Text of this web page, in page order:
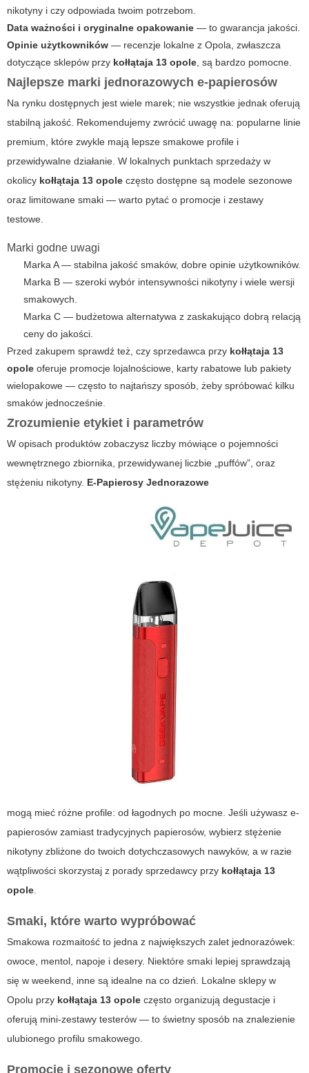
nikotyny i czy odpowiada twoim potrzebom.
Data ważności i oryginalne opakowanie — to gwarancja jakości.
Opinie użytkowników — recenzje lokalne z Opola, zwłaszcza
dotyczące sklepów przy kołłątaja 13 opole, są bardzo pomocne.
Najlepsze marki jednorazowych e-papierosów
Na rynku dostępnych jest wiele marek; nie wszystkie jednak oferują
stabilną jakość. Rekomendujemy zwrócić uwagę na: popularne linie
premium, które zwykle mają lepsze smakowe profile i
przewidywalne działanie. W lokalnych punktach sprzedaży w
okolicy kołłątaja 13 opole często dostępne są modele sezonowe
oraz limitowane smaki — warto pytać o promocje i zestawy
testowe.
Marki godne uwagi
Marka A — stabilna jakość smaków, dobre opinie użytkowników.
Marka B — szeroki wybór intensywności nikotyny i wiele wersji
smakowych.
Marka C — budżetowa alternatywa z zaskakująco dobrą relacją
ceny do jakości.
Przed zakupem sprawdź też, czy sprzedawca przy kołłątaja 13
opole oferuje promocje lojalnościowe, karty rabatowe lub pakiety
wielopakowe — często to najtańszy sposób, żeby spróbować kilku
smaków jednocześnie.
Zrozumienie etykiet i parametrów
W opisach produktów zobaczysz liczby mówiące o pojemności
wewnętrznego zbiornika, przewidywanej liczbie „puffów”, oraz
stężeniu nikotyny. E-Papierosy Jednorazowe
mogą mieć różne profile: od łagodnych po mocne. Jeśli używasz e-
papierosów zamiast tradycyjnych papierosów, wybierz stężenie
nikotyny zbliżone do twoich dotychczasowych nawyków, a w razie
wątpliwości skorzystaj z porady sprzedawcy przy kołłątaja 13
opole.
Smaki, które warto wypróbować
Smakowa rozmaitość to jedna z największych zalet jednorazówek:
owoce, mentol, napoje i desery. Niektóre smaki lepiej sprawdzają
się w weekend, inne są idealne na co dzień. Lokalne sklepy w
Opolu przy kołłątaja 13 opole często organizują degustacje i
oferują mini-zestawy testerów — to świetny sposób na znalezienie
ulubionego profilu smakowego.
Promocje i sezonowe oferty